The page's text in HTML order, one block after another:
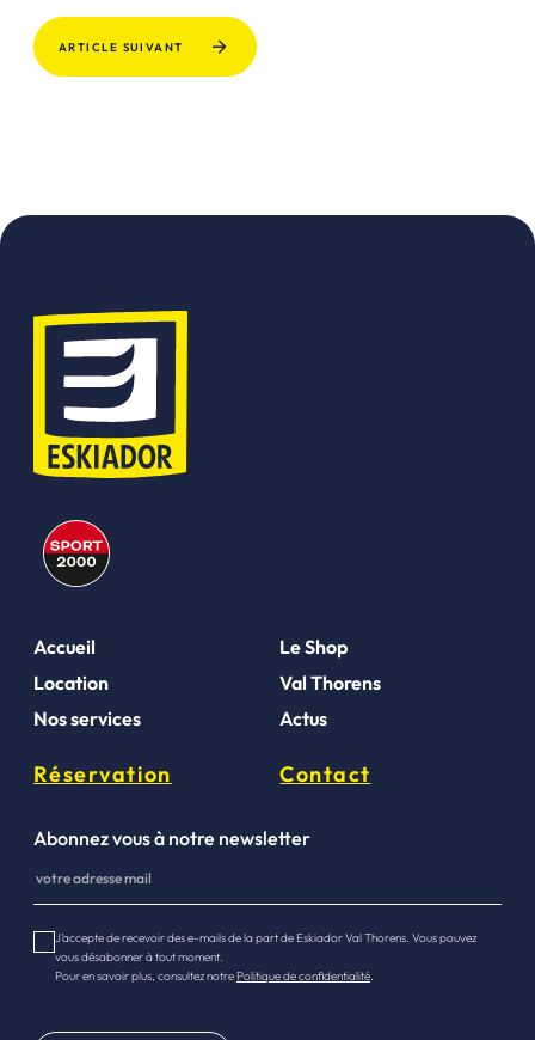
ARTICLE SUIVANT
Accueil
Location
Nos services
Le Shop
Val Thorens
Actus
Réservation Contact
Abonnez vous à notre newsletter
J’accepte de recevoir des e-mails de la part de Eskiador Val Thorens. Vous pouvez
vous désabonner à tout moment.
Pour en savoir plus, consultez notre Politique de confidentialité.